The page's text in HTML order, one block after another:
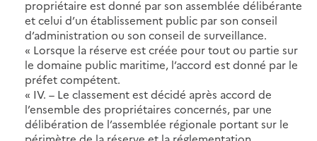
propriétaire est donné par son assemblée délibérante
et celui d’un établissement public par son conseil
d’administration ou son conseil de surveillance.
« Lorsque la réserve est créée pour tout ou partie sur
le domaine public maritime, l’accord est donné par le
préfet compétent.
« IV. – Le classement est décidé après accord de
l’ensemble des propriétaires concernés, par une
délibération de l’assemblée régionale portant sur le